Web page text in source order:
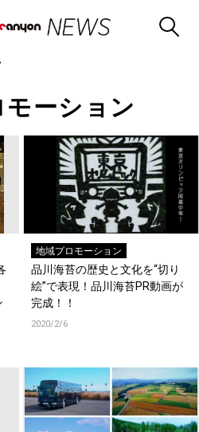
ーション
地域プロモーション
品川海苔の歴史と文化を“切り
絵”で表現！品川海苔PR動画が
完成！！
2020/2/6